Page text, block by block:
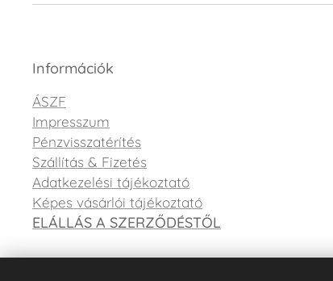
Információk
ÁSZF
Impresszum
Pénzvisszatérítés
Szállítás & Fizetés
Adatkezelési tájékoztató
Képes vásárlói tájékoztató
ELÁLLÁS A SZERZŐDÉSTŐL